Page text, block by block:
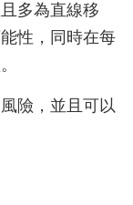
多為直線移
性，同時在每
險，並且可以